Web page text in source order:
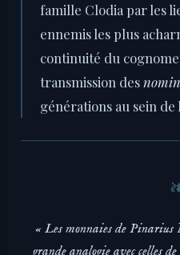
famille Clodia par les
ennemis les plus
continuité du
transmission des
générations au sein
« Les monnaies de
grande analogie avec celles